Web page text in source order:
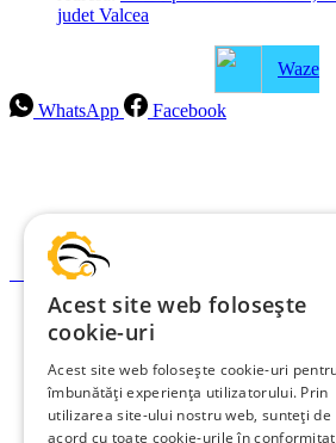
judet Valcea
Waze
WhatsApp
Facebook
Politica de ramburs și retur
Formular de retur
Garanții
Termeni și condiții
Politica de Cookies
Acest site web folosește
cookie-uri
Acest site web folosește cookie-uri
îmbunătăți experiența utilizatorului. Prin
utilizarea site-ului nostru web, sunteți de
acord cu toate cookie-urile în